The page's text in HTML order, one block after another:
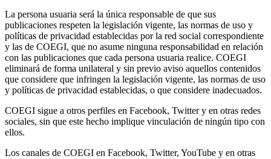
La persona usuaria será la única responsable de que sus
publicaciones respeten la legislación vigente, las normas de uso y
políticas de privacidad establecidas por la red social correspondiente
y las de COEGI, que no asume ninguna responsabilidad en relación
con las publicaciones que cada persona usuaria realice. COEGI
eliminará de forma unilateral y sin previo aviso aquellos contenidos
que considere que infringen la legislación vigente, las normas de uso
y políticas de privacidad establecidas, o que considere inadecuados.
COEGI sigue a otros perfiles en Facebook, Twitter y en otras redes
sociales, sin que este hecho implique vinculación de ningún tipo con
ellos.
Los canales de COEGI en Facebook, Twitter, YouTube y en otras